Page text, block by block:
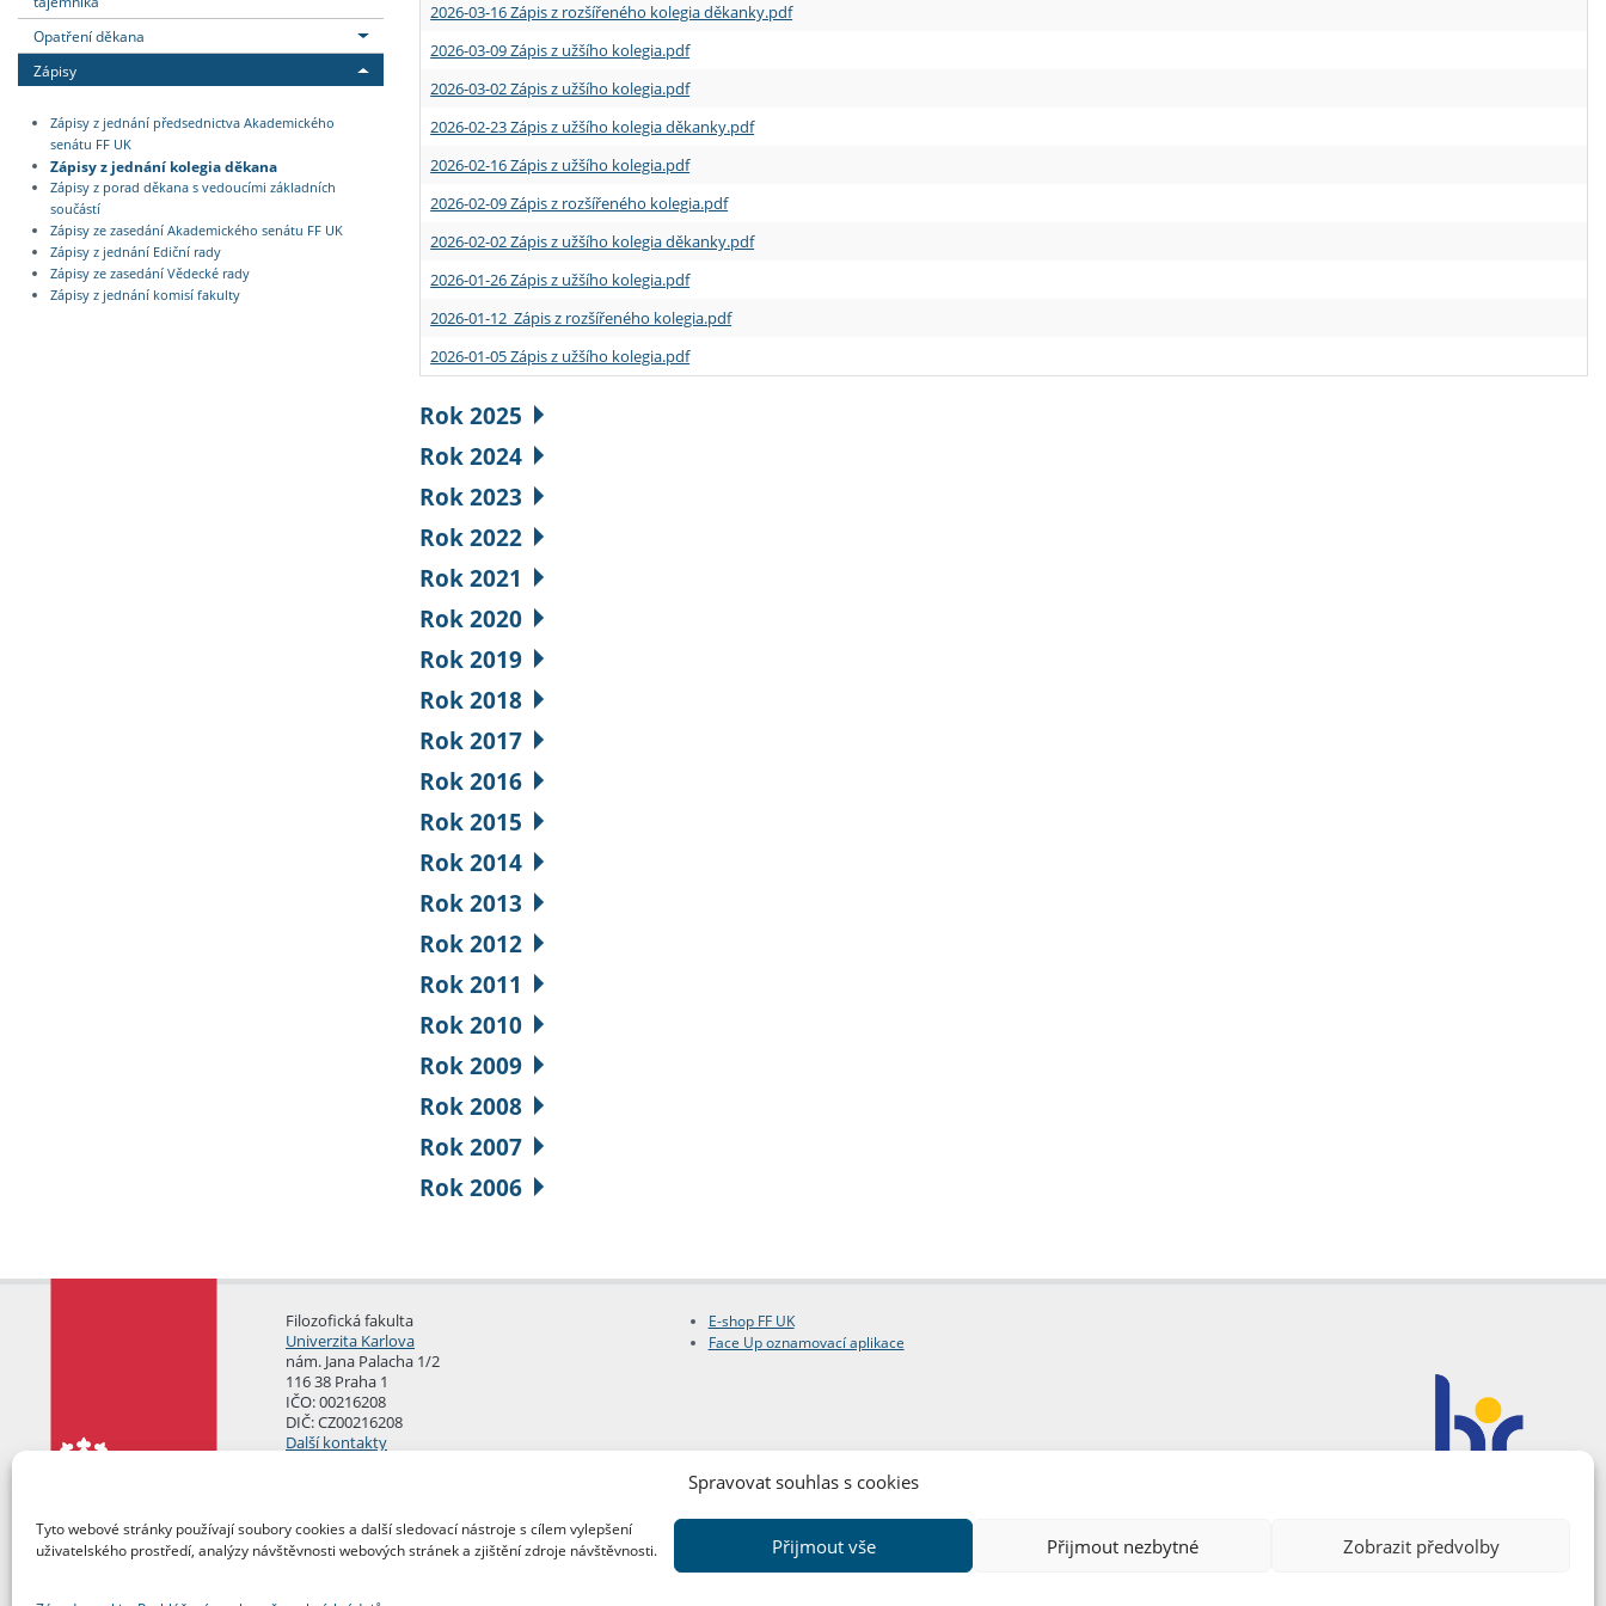
Spravovat souhlas s cookies
Tyto webové stránky používají soubory cookies a další sledovací nástroje s cílem vylepšení
uživatelského prostředí, analýzy návštěvnosti webových stránek a zjištění zdroje návštěvnosti.
Přijmout vše Přijmout nezbytné Zobrazit předvolby
Opatření děkana
Zápisy
Zápisy z jednání předsednictva Akademického
senátu FF UK
Zápisy z jednání kolegia děkana
Zápisy z porad děkana s vedoucími základních
součástí
Zápisy ze zasedání Akademického senátu FF UK
Zápisy z jednání Ediční rady
Zápisy ze zasedání Vědecké rady
Zápisy z jednání komisí fakulty
2026-03-16 Zápis z rozšířeného kolegia děkanky.pdf
2026-03-09 Zápis z užšího kolegia.pdf
2026-03-02 Zápis z užšího kolegia.pdf
2026-02-23 Zápis z užšího kolegia děkanky.pdf
2026-02-16 Zápis z užšího kolegia.pdf
2026-02-09 Zápis z rozšířeného kolegia.pdf
2026-02-02 Zápis z užšího kolegia děkanky.pdf
2026-01-26 Zápis z užšího kolegia.pdf
2026-01-12 Zápis z rozšířeného kolegia.pdf
2026-01-05 Zápis z užšího kolegia.pdf
Rok 2025
Rok 2024
Rok 2023
Rok 2022
Rok 2021
Rok 2020
Rok 2019
Rok 2018
Rok 2017
Rok 2016
Rok 2015
Rok 2014
Rok 2013
Rok 2012
Rok 2011
Rok 2010
Rok 2009
Rok 2008
Rok 2007
Rok 2006
Filozofická fakulta
Univerzita Karlova
nám. Jana Palacha 1/2
116 38 Praha 1
IČO: 00216208
DIČ: CZ00216208
Další kontakty
E-shop FF UK
Face Up oznamovací aplikace